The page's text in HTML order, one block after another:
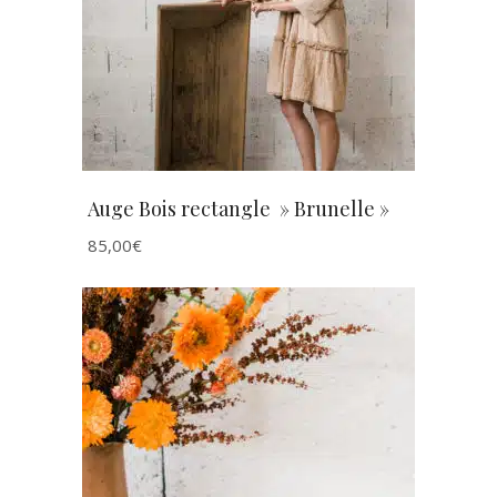
AJOUTER AU PANIER
Auge Bois rectangle » Brunelle »
85,00€
AJOUTER AU PANIER